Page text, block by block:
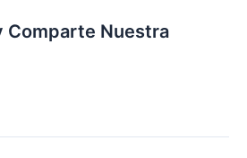
Comparte Nuestra